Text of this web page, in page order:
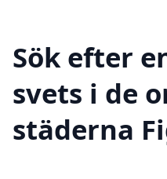
Sök efter
svets i de
städerna